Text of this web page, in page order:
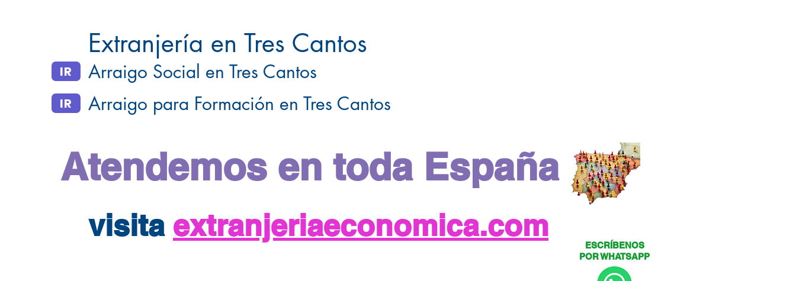
Extranjería en Tres Cantos
IR Arraigo Social en Tres Cantos
IR Arraigo para Formación en Tres Cantos
Atendemos en toda España
ESCRÍBENOS
POR WHATSAPP
visita extranjeriaeconomica.com